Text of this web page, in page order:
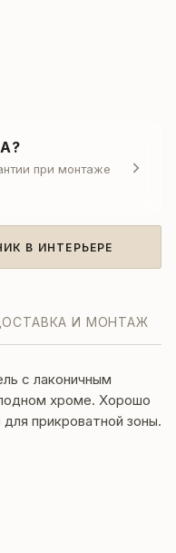
при монтаже
В ИНТЕРЬЕРЕ
И МОНТАЖ
с лаконичным
хроме. Хорошо
прикроватной зоны.